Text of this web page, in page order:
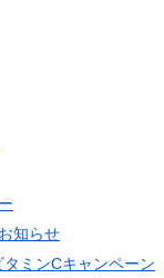
知らせ
ミンCキャンペーン